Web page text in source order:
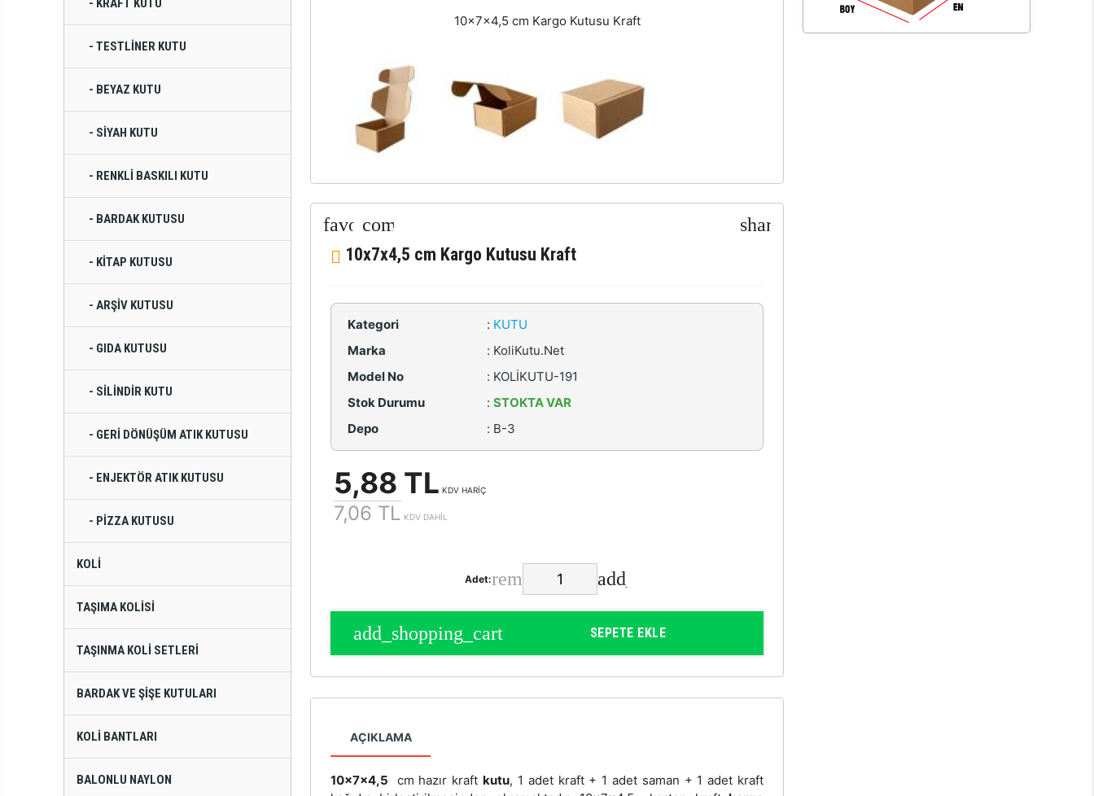
- KRAFT KUTU
- TESTLINER KUTU
- BEYAZ KUTU
- SIYAH KUTU
- RENKLI BASKILI KUTU
- BARDAK KUTUSU
- KITAP KUTUSU
- ARŞIV KUTUSU
- GIDA KUTUSU
- SILINDIR KUTU
- GERI DÖNÜŞÜM ATIK KUTUSU
- ENJEKTÖR ATIK KUTUSU
- PIZZA KUTUSU
KOLI
TAŞIMA KOLISI
TAŞINMA KOLI SETLERI
BARDAK VE ŞIŞE KUTULARI
KOLI BANTLARI
BALONLU NAYLON
10x7x4,5 cm Kargo Kutusu Kraft
10x7x4,5 cm Kargo Kutusu Kraft
Kategori : KUTU
Marka
: KoliKutu.Net
Model No
: KOLİKUTU-191
Stok Durumu
: STOKTA VAR
Depo
: B-3
5,88 TL KDV HARİÇ
7,06 TL KDV DAHİL
Adet:
SEPETE EKLE
AÇIKLAMA
10x7x4,5 cm hazır kraftkutu, 1 adet kraft + 1 adet saman + 1 adet kraft